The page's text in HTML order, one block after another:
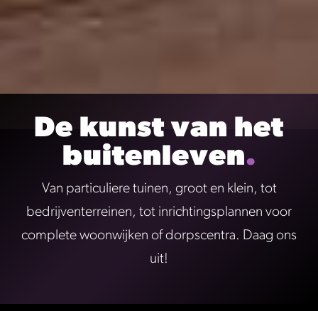
De kunst van het
buitenleven.
Van particuliere tuinen, groot en klein, tot
bedrijventerreinen, tot inrichtingsplannen voor
complete woonwijken of dorpscentra. Daag ons
uit!